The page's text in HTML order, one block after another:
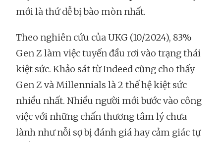
mới là thứ dễ bị bào mòn nhất.
Theo nghiên cứu của UKG (10/2024), 83%
Gen Z làm việc tuyến đầu rơi vào trạng thái
kiệt sức. Khảo sát từ Indeed cũng cho thấy
Gen Z và Millennials là 2 thế hệ kiệt sức
nhiều nhất. Nhiều người mới bước vào công
việc với những chấn thương tâm lý chưa
lành như nỗi sợ bị đánh giá hay cảm giác tự